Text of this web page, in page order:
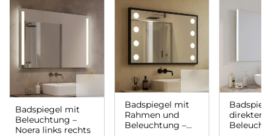
Badspiegel mit
Beleuchtung –
Noera links rechts
Badspiegel mit
Rahmen und
Beleuchtung –
direkter